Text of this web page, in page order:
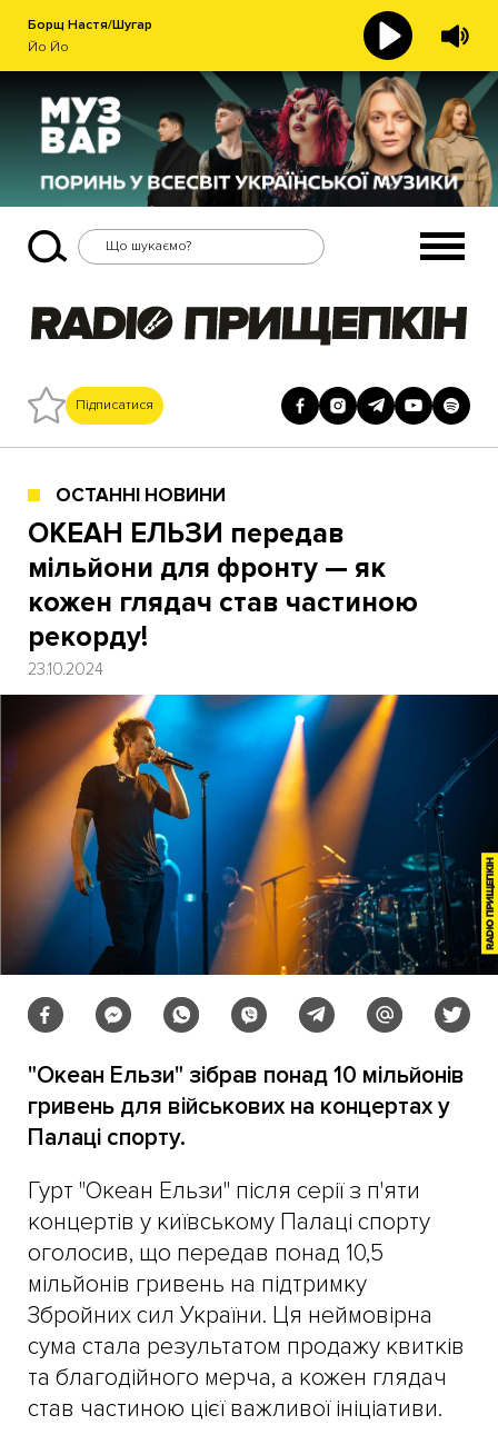
Борщ Настя/Шугар
Йо Йо
Підписатися
ОСТАННІ НОВИНИ
ОКЕАН ЕЛЬЗИ передав
мільйони для фронту — як
кожен глядач став частиною
рекорду!
23.10.2024
"Океан Ельзи" зібрав понад 10 мільйонів
гривень для військових на концертах у
Палаці спорту.
Гурт "Океан Ельзи" після серії з п'яти
концертів у київському Палаці спорту
оголосив, що передав понад 10,5
мільйонів гривень на підтримку
Збройних сил України. Ця неймовірна
сума стала результатом продажу квитків
та благодійного мерча, а кожен глядач
став частиною цієї важливої ініціативи.